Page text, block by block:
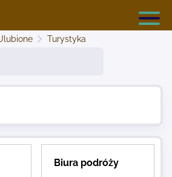
Turystyka
Biura podróży